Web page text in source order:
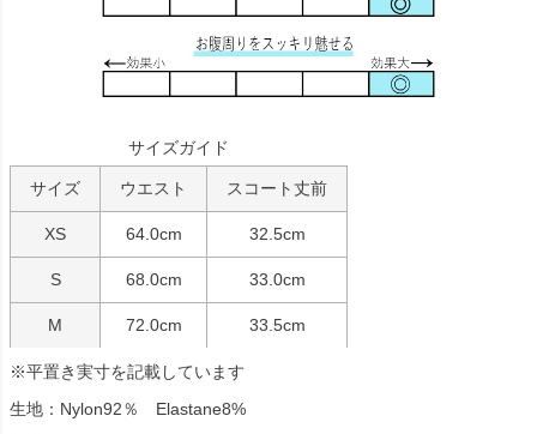
サイズガイド
サイズ ウエスト スコート丈前
XS 64.0cm 32.5cm
S 68.0cm 33.0cm
M 72.0cm 33.5cm
※平置き実寸を記載しています
生地：Nylon92％ Elastane8%